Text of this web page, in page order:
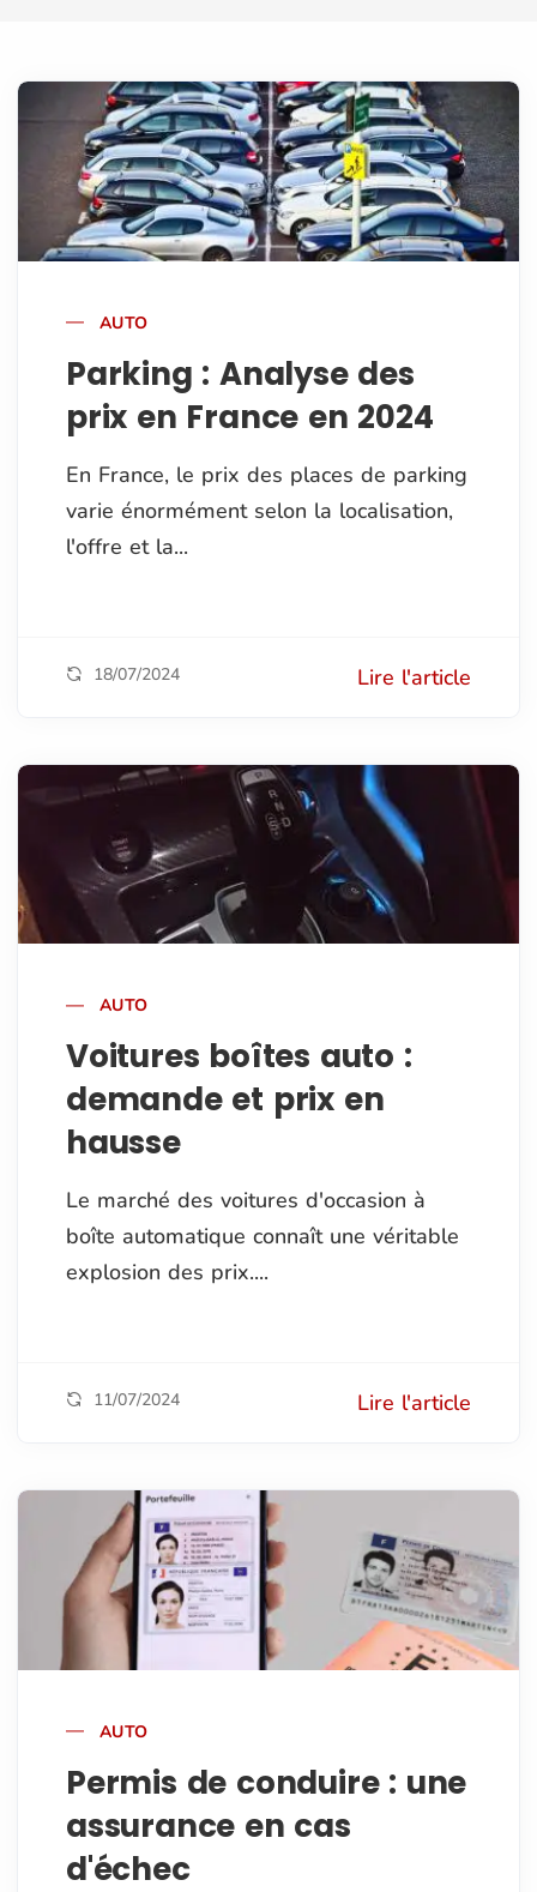
AUTO
Parking : Analyse des
prix en France en 2024
En France, le prix des places de parking
varie énormément selon la localisation,
l'offre et la...
18/07/2024 Lire l'article
AUTO
Voitures boîtes auto :
demande et prix en
hausse
Le marché des voitures d'occasion à
boîte automatique connaît une véritable
explosion des prix....
11/07/2024 Lire l'article
AUTO
Permis de conduire : une
assurance en cas
d'échec